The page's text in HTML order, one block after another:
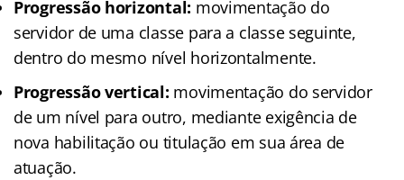
Progressão horizontal: movimentação do
servidor de uma classe para a classe seguinte,
dentro do mesmo nível horizontalmente.
Progressão vertical: movimentação do servidor
de um nível para outro, mediante exigência de
nova habilitação ou titulação em sua área de
atuação.